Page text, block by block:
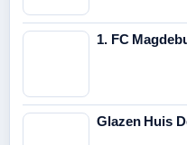
1. FC
Glazen Huis